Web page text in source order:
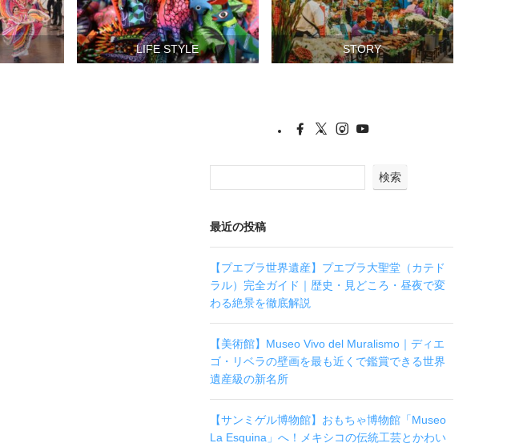
LIFE STYLE STORY
検索
最近の投稿
【プエブラ世界遺産】プエブラ大聖堂（カテド
ラル）完全ガイド｜歴史・見どころ・昼夜で変
わる絶景を徹底解説
【美術館】Museo Vivo del Muralismo｜ディエ
ゴ・リベラの壁画を最も近くで鑑賞できる世界
遺産級の新名所
【サンミゲル博物館】おもちゃ博物館「Museo
La Esquina」へ！メキシコの伝統工芸とかわい